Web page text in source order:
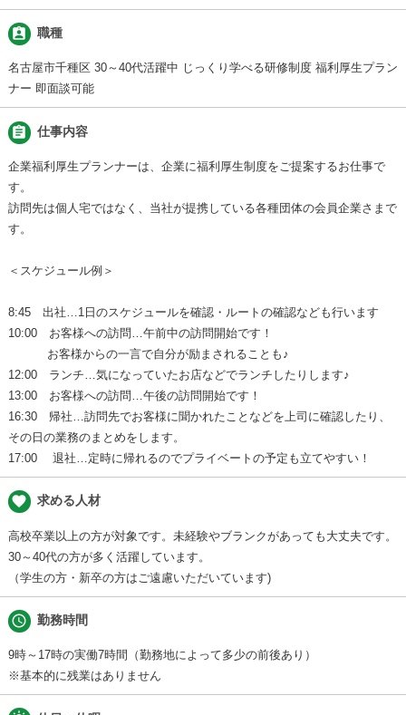
assignment_ind 職種
名古屋市千種区 30～40代活躍中 じっくり学べる研修制度 福利厚生プラン
ナー 即面談可能
assignment 仕事内容
企業福利厚生プランナーは、企業に福利厚生制度をご提案するお仕事で
す。
訪問先は個人宅ではなく、当社が提携している各種団体の会員企業さまで
す。
＜スケジュール例＞
8:45 出社…1日のスケジュールを確認・ルートの確認なども行います
10:00 お客様への訪問…午前中の訪問開始です！
お客様からの一言で自分が励まされることも♪
12:00 ランチ…気になっていたお店などでランチしたりします♪
13:00 お客様への訪問…午後の訪問開始です！
16:30 帰社…訪問先でお客様に聞かれたことなどを上司に確認したり、
その日の業務のまとめをします。
17:00 退社…定時に帰れるのでプライベートの予定も立てやすい！
favorite 求める人材
高校卒業以上の方が対象です。未経験やブランクがあっても大丈夫です。
30～40代の方が多く活躍しています。
（学生の方・新卒の方はご遠慮いただいています)
schedule 勤務時間
9時～17時の実働7時間（勤務地によって多少の前後あり）
※基本的に残業はありません